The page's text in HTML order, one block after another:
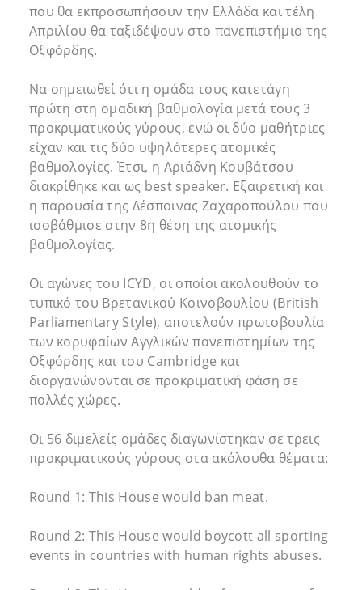
που θα εκπροσωπήσουν την Ελλάδα και τέλη
Απριλίου θα ταξιδέψουν στο πανεπιστήμιο της
Οξφόρδης.
Να σημειωθεί ότι η ομάδα τους κατετάγη
πρώτη στη ομαδική βαθμολογία μετά τους 3
προκριματικούς γύρους, ενώ οι δύο μαθήτριες
είχαν και τις δύο υψηλότερες ατομικές
βαθμολογίες. Έτσι, η Αριάδνη Κουβάτσου
διακρίθηκε και ως best speaker. Εξαιρετική και
η παρουσία της Δέσποινας Ζαχαροπούλου που
ισοβάθμισε στην 8η θέση της ατομικής
βαθμολογίας.
Οι αγώνες του ICYD, οι οποίοι ακολουθούν το
τυπικό του Βρετανικού Κοινοβουλίου (British
Parliamentary Style), αποτελούν πρωτοβουλία
των κορυφαίων Αγγλικών πανεπιστημίων της
Οξφόρδης και του Cambridge και
διοργανώνονται σε προκριματική φάση σε
πολλές χώρες.
Οι 56 διμελείς ομάδες διαγωνίστηκαν σε τρεις
προκριματικούς γύρους στα ακόλουθα θέματα:
Round 1: This House would ban meat.
Round 2: This House would boycott all sporting
events in countries with human rights abuses.